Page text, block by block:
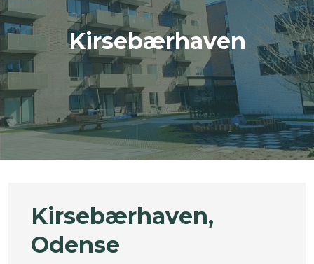
Kirsebærhaven
Kirsebærhaven,
Odense